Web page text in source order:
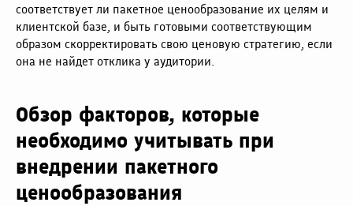
соответствует ли пакетное ценообразование их целям и
клиентской базе, и быть готовыми соответствующим
образом скорректировать свою ценовую стратегию, если
она не найдет отклика у аудитории.
Обзор факторов, которые
необходимо учитывать при
внедрении пакетного
ценообразования